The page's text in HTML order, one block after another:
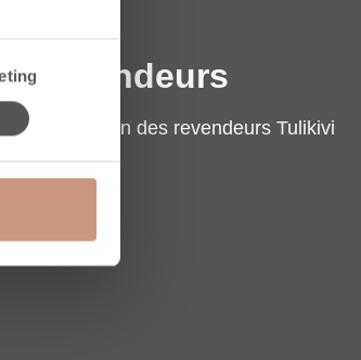
Revendeurs
Localisation des revendeurs Tulikivi
Contact
Extranet